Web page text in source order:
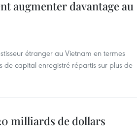
augmenter davantage au
étranger au Vietnam en termes
capital enregistré répartis sur plus de
milliards de dollars